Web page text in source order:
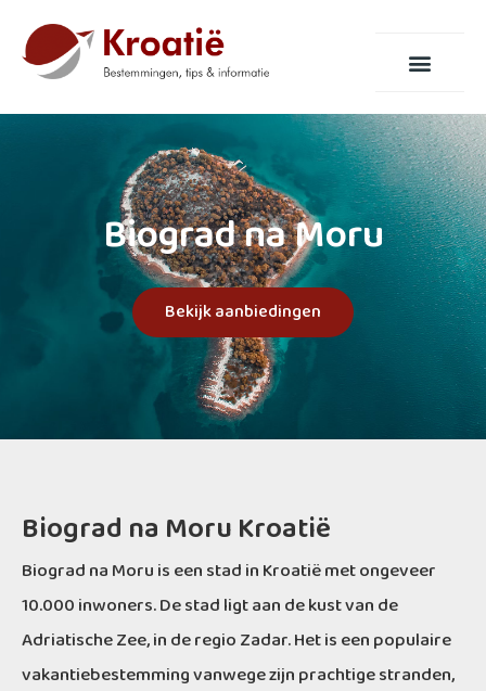
Biograd na Moru
Bekijk aanbiedingen
Biograd na Moru Kroatië
Biograd na Moru is een stad in Kroatië met ongeveer
10.000 inwoners. De stad ligt aan de kust van de
Adriatische Zee, in de regio Zadar. Het is een populaire
vakantiebestemming vanwege zijn prachtige stranden,